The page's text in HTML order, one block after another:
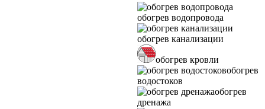
обогрев водопровода
обогрев канализации
обогрев кровли
обогрев
водостоков
обогрев
дренажа